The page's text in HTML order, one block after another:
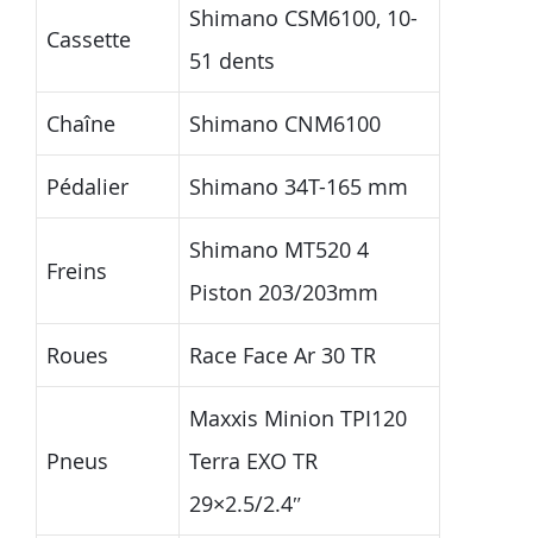
Cassette
Shimano CSM6100, 10-
51 dents
Chaîne Shimano CNM6100
Pédalier Shimano 34T-165 mm
Freins
Shimano MT520 4
Piston 203/203mm
Roues Race Face Ar 30 TR
Pneus
Maxxis Minion TPI120
Terra EXO TR
29×2.5/2.4″